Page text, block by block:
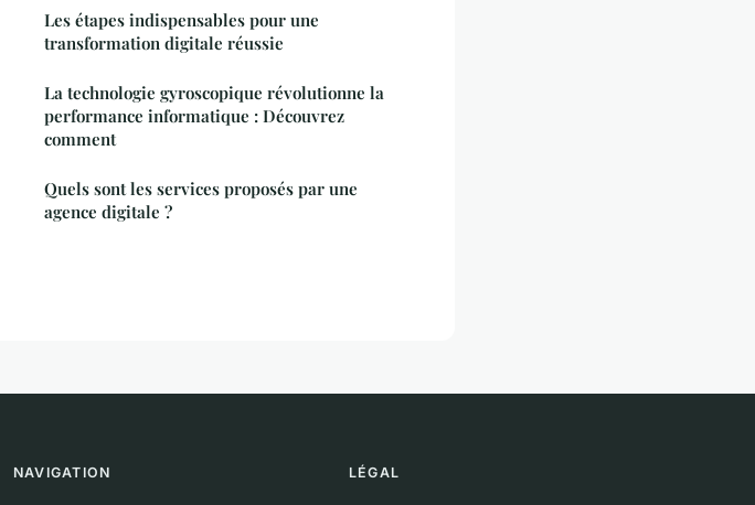
Les étapes indispensables pour une
transformation digitale réussie
La technologie gyroscopique révolutionne la
performance informatique : Découvrez
comment
Quels sont les services proposés par une
agence digitale ?
NAVIGATION LÉGAL